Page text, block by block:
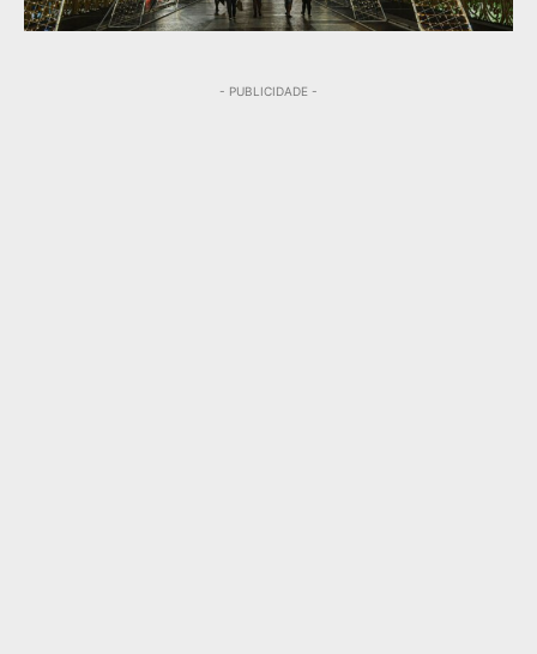
- PUBLICIDADE -